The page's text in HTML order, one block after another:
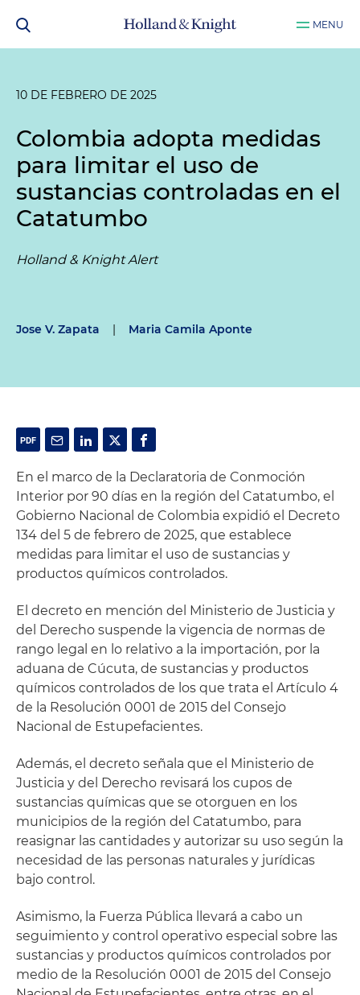
MENU
10 DE FEBRERO DE 2025
Colombia adopta medidas
para limitar el uso de
sustancias controladas en el
Catatumbo
Holland & Knight Alert
Jose V. Zapata | Maria Camila Aponte
En el marco de la Declaratoria de Conmoción
Interior por 90 días en la región del Catatumbo, el
Gobierno Nacional de Colombia expidió el Decreto
134 del 5 de febrero de 2025, que establece
medidas para limitar el uso de sustancias y
productos químicos controlados.
El decreto en mención del Ministerio de Justicia y
del Derecho suspende la vigencia de normas de
rango legal en lo relativo a la importación, por la
aduana de Cúcuta, de sustancias y productos
químicos controlados de los que trata el Artículo 4
de la Resolución 0001 de 2015 del Consejo
Nacional de Estupefacientes.
Además, el decreto señala que el Ministerio de
Justicia y del Derecho revisará los cupos de
sustancias químicas que se otorguen en los
municipios de la región del Catatumbo, para
reasignar las cantidades y autorizar su uso según la
necesidad de las personas naturales y jurídicas
bajo control.
Asimismo, la Fuerza Pública llevará a cabo un
seguimiento y control operativo especial sobre las
sustancias y productos químicos controlados por
medio de la Resolución 0001 de 2015 del Consejo